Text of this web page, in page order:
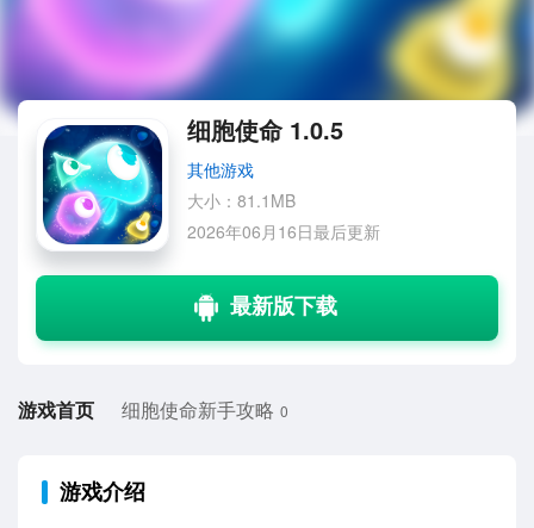
细胞使命 1.0.5
其他游戏
大小：81.1MB
2026年06月16日最后更新
游戏首页 细胞使命新手攻略 0
游戏介绍